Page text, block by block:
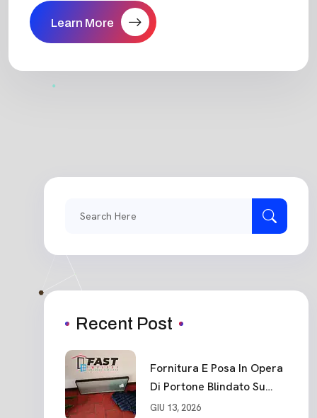
Learn More
Recent Post
Fornitura E Posa In Opera
Di Portone Blindato Su
Misura In PVC, Panello
GIU 13, 2026